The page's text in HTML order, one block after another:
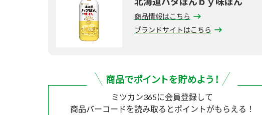
商品情報はこちら
ブランドサイトはこちら
ミツカン365に会員登録して
商品バーコードを読み取ると ポイントがもらえる！